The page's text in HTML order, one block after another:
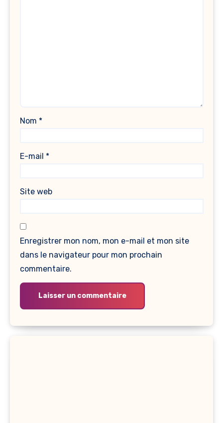
Nom *
E-mail *
Site web
Enregistrer mon nom, mon e-mail et mon site
dans le navigateur pour mon prochain
commentaire.